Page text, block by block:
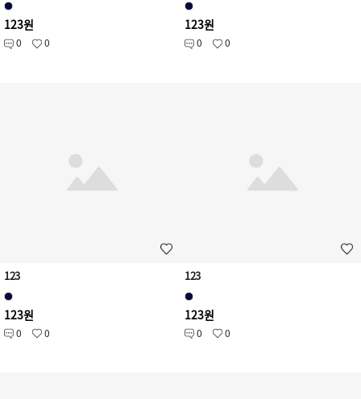
123원
0 0
123원
0 0
123
123원
0 0
123
123원
0 0